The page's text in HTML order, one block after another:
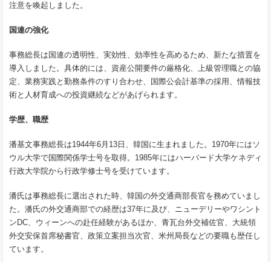
注意を喚起しました。
国連の強化
事務総長は国連の透明性、実効性、効率性を高めるため、新たな措置を
導入しました。具体的には、資産公開要件の厳格化、上級管理職との協
定、業務実践と勤務条件のすり合わせ、国際公会計基準の採用、情報技
術と人材育成への投資継続などがあげられます。
学歴、職歴
潘基文事務総長は1944年6月13日、韓国に生まれました。1970年にはソ
ウル大学で国際関係学士号を取得。1985年にはハーバード大学ケネディ
行政大学院から行政学修士号を受けています。
潘氏は事務総長に選出された時、韓国の外交通商部長官を務めていまし
た。潘氏の外交通商部での経歴は37年に及び、ニューデリーやワシント
ンDC、ウィーンへの赴任経験があるほか、青瓦台外交補佐官、大統領
外交安保首席秘書官、政策立案担当次官、米州局長などの要職も歴任し
ています。